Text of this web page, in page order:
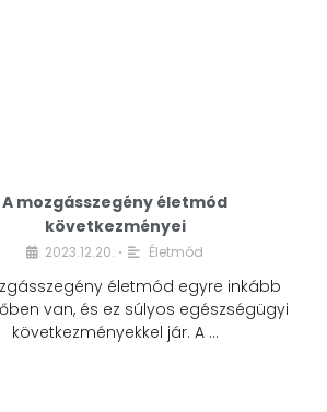
A mozgásszegény életmód
következményei
2023.12.20. • Életmód
életmód egyre inkább
van, és ez súlyos egészségügyi
következményekkel jár. A …